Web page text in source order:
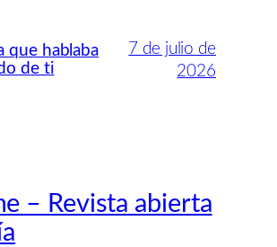
que hablaba
de ti
7 de julio de
2026
– Revista abierta